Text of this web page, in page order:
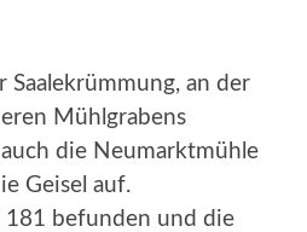
an der
Mühlgrabens
die Neumarktmühle
Geisel auf.
181 befunden und die